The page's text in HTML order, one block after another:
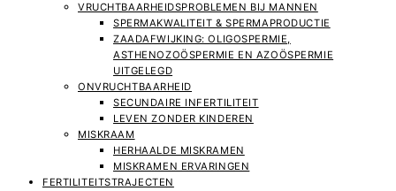
VRUCHTBAARHEIDSPROBLEMEN BIJ MANNEN
SPERMAKWALITEIT & SPERMAPRODUCTIE
ZAADAFWIJKING: OLIGOSPERMIE,
ASTHENOZOÖSPERMIE EN AZOÖSPERMIE
UITGELEGD
ONVRUCHTBAARHEID
SECUNDAIRE INFERTILITEIT
LEVEN ZONDER KINDEREN
MISKRAAM
HERHAALDE MISKRAMEN
MISKRAMEN ERVARINGEN
FERTILITEITSTRAJECTEN